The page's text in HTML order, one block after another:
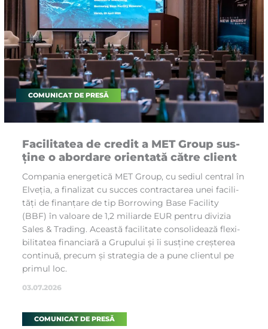
COMUNICAT DE PRESĂ
Fa­ci­li­ta­tea de cre­dit a MET Gro­up sus­
ți­ne o abor­da­re orien­ta­tă că­tre cli­ent
Com­pa­nia ener­ge­ti­că MET Gro­u­p, cu se­di­ul cen­tral în
El­ve­ți­a, a fi­na­li­zat cu suc­ces con­trac­ta­rea unei fa­ci­li­
tăți de fi­nan­ța­re de tip Bor­ro­wing Ba­se Fa­ci­li­ty
(BBF) în va­loa­re de 1,2 mi­li­ar­de EUR pen­tru di­vi­zia
Sa­les & Tra­ding. Aceas­tă fa­ci­li­ta­te con­so­li­de­a­ză fle­xi­
bi­li­ta­tea fi­nan­ci­a­ră a Gru­pu­lui și îi sus­ți­ne creș­te­rea
con­ti­nu­ă, pre­cum și stra­te­gia de a pu­ne cli­en­tul pe
pri­mul loc.
03.07.2026
COMUNICAT DE PRESĂ